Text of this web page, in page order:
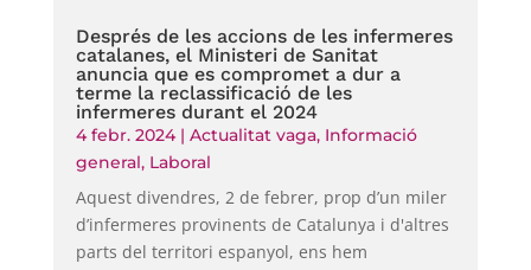
Després de les accions de les infermeres
catalanes, el Ministeri de Sanitat
anuncia que es compromet a dur a
terme la reclassificació de les
infermeres durant el 2024
4 febr. 2024| Actualitat vaga, Informació
general, Laboral
Aquest divendres, 2 de febrer, prop d’un miler
d’infermeres provinents de Catalunya i d'altres
parts del territori espanyol, ens hem